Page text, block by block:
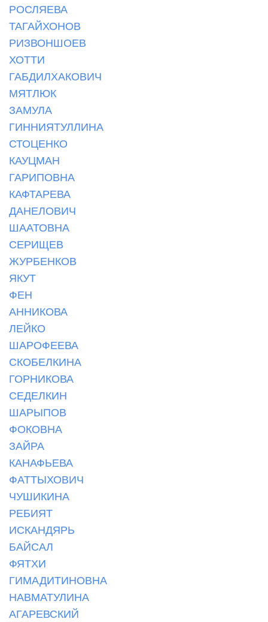
РОСЛЯЕВА
ТАГАЙХОНОВ
РИЗВОНШОЕВ
ХОТТИ
ГАБДИЛХАКОВИЧ
МЯТЛЮК
ЗАМУЛА
ГИННИЯТУЛЛИНА
СТОЦЕНКО
КАУЦМАН
ГАРИПОВНА
КАФТАРЕВА
ДАНЕЛОВИЧ
ШААТОВНА
СЕРИЩЕВ
ЖУРБЕНКОВ
ЯКУТ
ФЕН
АННИКОВА
ЛЕЙКО
ШАРОФЕЕВА
СКОБЕЛКИНА
ГОРНИКОВА
СЕДЕЛКИН
ШАРЫПОВ
ФОКОВНА
ЗАЙРА
КАНАФЬЕВА
ФАТТЫХОВИЧ
ЧУШИКИНА
РЕБИЯТ
ИСКАНДЯРЬ
БАЙСАЛ
ФЯТХИ
ГИМАДИТИНОВНА
НАВМАТУЛИНА
АГАРЕВСКИЙ